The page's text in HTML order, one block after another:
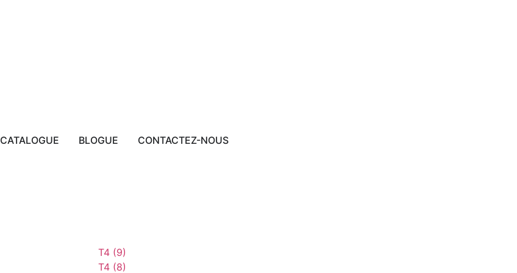
CATALOGUE BLOGUE CONTACTEZ-NOUS
1701-0355-0171/ 1703--0171
AF00KRK7301